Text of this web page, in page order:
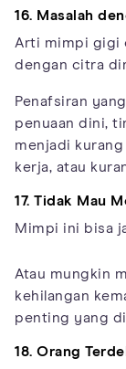
16. Masalah
Arti mimpi gigi
dengan citra
Penafsiran
penuaan dini,
menjadi
kerja, atau
17. Tidak Mau
Mimpi ini bisa
Atau mungkin
kehilangan
penting yang
18. Orang